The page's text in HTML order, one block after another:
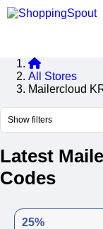
All Stores
Mailercloud
Show filters
Latest
Codes
25%